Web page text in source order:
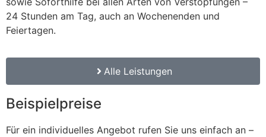
24 Stunden am Tag, auch an Wochenenden und
Feiertagen.
Alle Leistungen
Beispielpreise
Für ein individuelles Angebot rufen Sie uns einfach an –